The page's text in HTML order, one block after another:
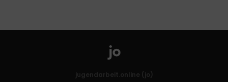
jugendarbeit.online (jo)